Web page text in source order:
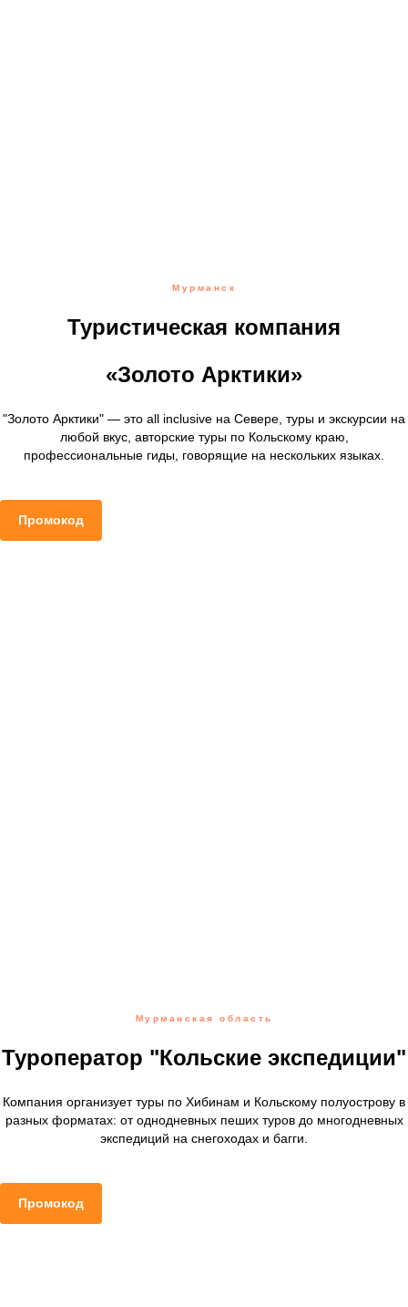
Мурманск
Туристическая компания
«Золото Арктики»
"Золото Арктики" — это all inclusive на Севере, туры и экскурсии на
любой вкус, авторские туры по Кольскому краю,
профессиональные гиды, говорящие на нескольких языках.
Промокод
Мурманская область
Туроператор "Кольские экспедиции"
Компания организует туры по Хибинам и Кольскому полуострову в
разных форматах: от однодневных пеших туров до многодневных
экспедиций на снегоходах и багги.
Промокод